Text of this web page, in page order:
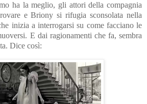
ha la meglio, gli attori della compagnia
e Briony si rifugia sconsolata nella
inizia a interrogarsi su come facciano le
E dai ragionamenti che fa, sembra
Dice così: